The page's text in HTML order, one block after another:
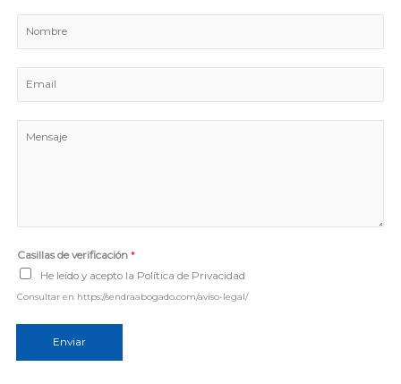
m
r
a
j
e
*
Casillas de verificación*
He leído y acepto la Política de Privacidad
Consultar en https://sendraabogado.com/aviso-legal/
Enviar